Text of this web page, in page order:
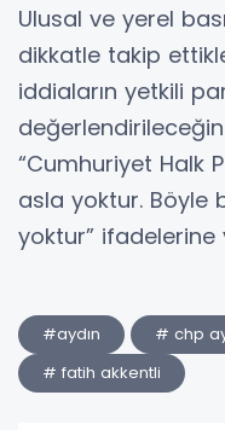
Ulusal ve yerel
dikkatle takip
iddiaların yetkili
“Cumhuriyet Halk
asla yoktur. Böyle
yoktur” ifadelerine
#aydın
# chp
# fatih akkentli